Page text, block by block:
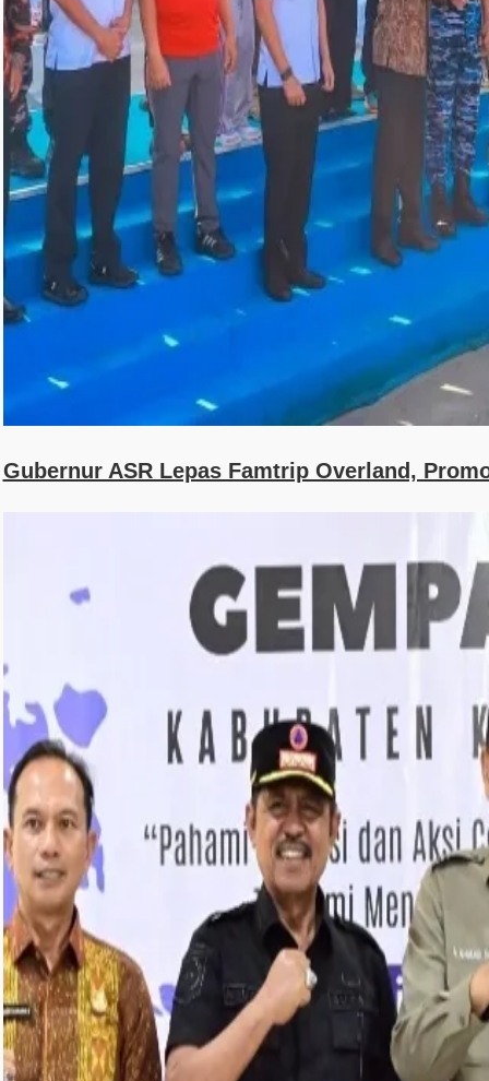
Gubernur ASR Lepas Famtrip Overland,